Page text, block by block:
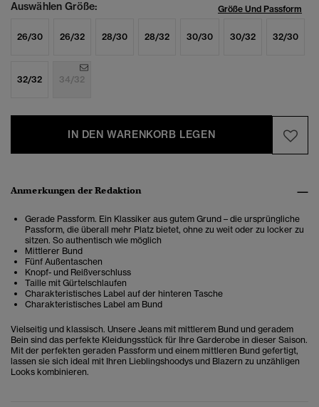
Auswählen Größe: Größe Und Passform
26/30 26/32 28/30 28/32 30/30 30/32 32/30
32/32 34/32
IN DEN WARENKORB LEGEN
Anmerkungen der Redaktion
Gerade Passform. Ein Klassiker aus gutem Grund – die ursprüngliche
Passform, die überall mehr Platz bietet, ohne zu weit oder zu locker zu
sitzen. So authentisch wie möglich
Mittlerer Bund
Fünf Außentaschen
Knopf- und Reißverschluss
Taille mit Gürtelschlaufen
Charakteristisches Label auf der hinteren Tasche
Charakteristisches Label am Bund
Vielseitig und klassisch. Unsere Jeans mit mittlerem Bund und geradem
Bein sind das perfekte Kleidungsstück für Ihre Garderobe in dieser Saison.
Mit der perfekten geraden Passform und einem mittleren Bund gefertigt,
lassen sie sich ideal mit Ihren Lieblingshoodys und Blazern zu unzähligen
Looks kombinieren.